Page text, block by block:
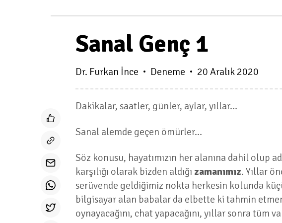
Sanal Genç 1
Dr. Furkan İnce Deneme 20 Aralık 2020
Dakikalar, saatler, günler, aylar, yıllar…
Sanal alemde geçen ömürler…
Söz konusu, hayatımızın her alanına dahil olup
karşılığı olarak bizden aldığı zamanımız. Yıllar
serüvende geldiğimiz nokta herkesin kolunda
bilgisayar alan babalar da elbette ki tahmin
oynayacağını, chat yapacağını, yıllar sonra